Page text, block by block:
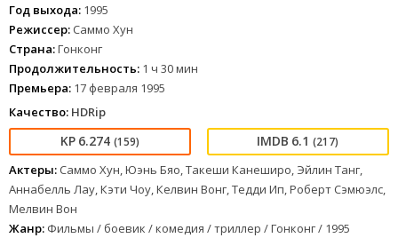
Год выхода: 1995
Режиссер: Саммо Хун
Страна:Гонконг
Продолжительность: 1 ч 30 мин
Премьера: 17 февраля 1995
Качество: HDRip
6.274 (159) 6.1 (217)
Актеры: Саммо Хун, Юэнь Бяо, Такеши Канеширо, Эйлин Танг,
Аннабелль Лау, Кэти Чоу, Келвин Вонг, Тедди Ип, Роберт Сэмюэлс,
Мелвин Вон
Жанр: Фильмы / боевик / комедия / триллер / Гонконг / 1995